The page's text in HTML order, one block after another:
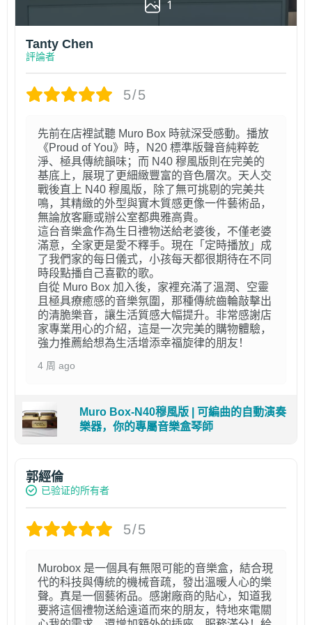
1
Tanty Chen
評論者
5/5
先前在店裡試聽 Muro Box 時就深受感動。播放
《Proud of You》時，N20 標準版聲音純粹乾
淨、極具傳統韻味；而 N40 穆風版則在完美的
基底上，展現了更細緻豐富的音色層次。天人交
戰後直上 N40 穆風版，除了無可挑剔的完美共
鳴，其精緻的外型與實木質感更像一件藝術品，
無論放客廳或辦公室都典雅高貴。
這台音樂盒作為生日禮物送給老婆後，不僅老婆
滿意，全家更是愛不釋手。現在「定時播放」成
了我們家的每日儀式，小孩每天都很期待在不同
時段點播自己喜歡的歌。
自從 Muro Box 加入後，家裡充滿了溫潤、空靈
且極具療癒感的音樂氛圍，那種傳統齒輪敲擊出
的清脆樂音，讓生活質感大幅提升。非常感謝店
家專業用心的介紹，這是一次完美的購物體驗，
強力推薦給想為生活增添幸福旋律的朋友！
4 周 ago
Muro Box-N40穆風版 | 可編曲的自動演奏
樂器，你的專屬音樂盒琴師
郭經倫
已验证的所有者
5/5
Murobox 是一個具有無限可能的音樂盒，結合現
代的科技與傳統的機械音疏，發出溫暖人心的樂
聲。真是一個藝術品。感謝廠商的貼心，知道我
要將這個禮物送給遠道而來的朋友，特地來電關